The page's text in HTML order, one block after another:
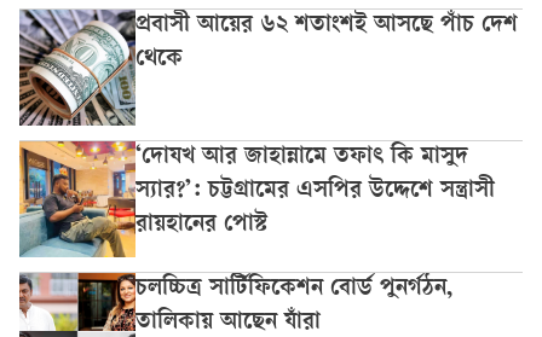
প্রবাসী আয়ের ৬২ শতাংশই আসছে পাঁচ দেশ
থেকে
‘দোযখ আর জাহান্নামে তফাৎ কি মাসুদ
স্যার?’: চট্টগ্রামের এসপির উদ্দেশে সন্ত্রাসী
রায়হানের পোস্ট
চলচ্চিত্র সার্টিফিকেশন বোর্ড পুনর্গঠন,
তালিকায় আছেন যাঁরা